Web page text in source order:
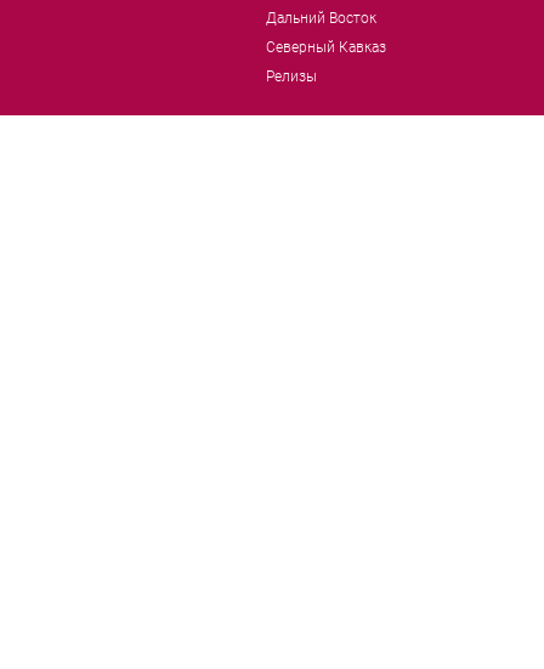
Дальний Восток
Северный Кавказ
Релизы